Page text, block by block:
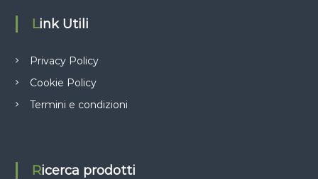
Link Utili
Privacy Policy
Cookie Policy
Termini e condizioni
Ricerca prodotti